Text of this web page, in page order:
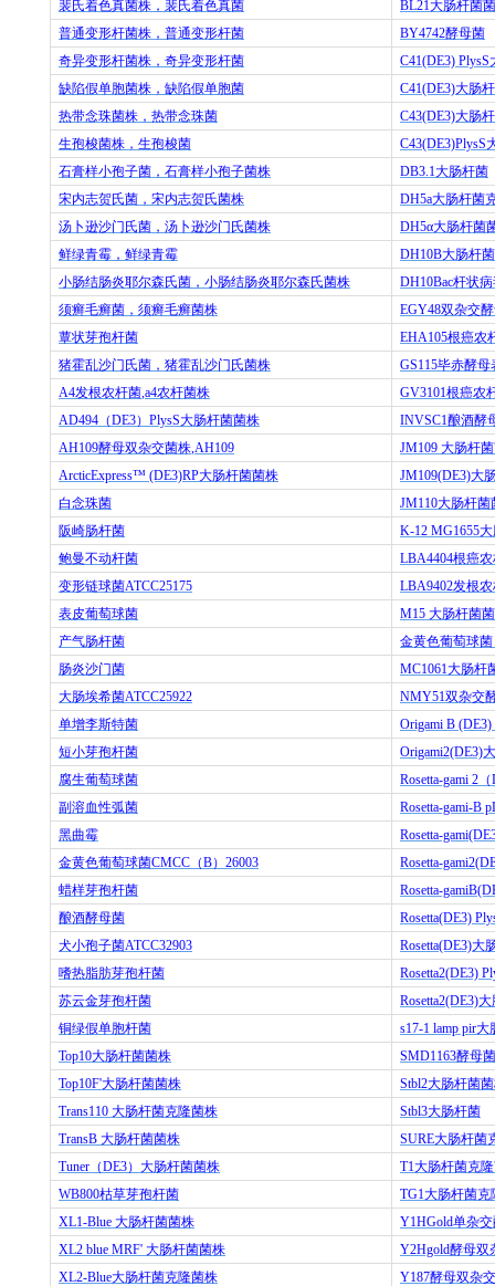
裴氏着色真菌株，裴氏着色真菌 BL21 大肠杆菌
普通变形杆菌株，普通变形杆菌
BY4742酵母菌
奇异变形杆菌株，奇异变形杆菌
C41(DE3) PlysS
缺陷假单胞菌株，缺陷假单胞菌
C41(DE3)大肠
热带念珠菌株，热带念珠菌
C43(DE3)大肠
生孢梭菌株，生孢梭菌
C43(DE3)PlysS
石膏样小孢子菌，石膏样小孢子菌株
DB3.1大肠杆菌
宋内志贺氏菌，宋内志贺氏菌株
DH5a大肠杆菌
汤卜逊沙门氏菌，汤卜逊沙门氏菌株
DH5α大肠杆菌
鲜绿青霉，鲜绿青霉
DH10B大肠杆
小肠结肠炎耶尔森氏菌，小肠结肠炎耶尔森氏菌株
DH10Bac杆状
须癣毛癣菌，须癣毛癣菌株
EGY48双杂交
蕈状芽孢杆菌
EHA105根癌农
猪霍乱沙门氏菌，猪霍乱沙门氏菌株
GS115毕赤酵母
A4发根农杆菌 ,a4农杆菌株 GV3101根癌农
AD494 （DE3） PlysS大肠杆菌菌株 INVSC1酿酒酵
AH109酵母双杂交菌株 ,AH109 JM109 大肠杆
ArcticExpress™ (DE3)RP大肠杆菌菌株 JM109(DE3)大
白念珠菌
JM110大肠杆菌
阪崎肠杆菌
K-12 MG1655
鲍曼不动杆菌
LBA4404根癌
变形链球菌ATCC25175 LBA9402发根
表皮葡萄球菌
M15 大肠杆菌
产气肠杆菌
金黄色葡萄球菌
肠炎沙门菌
MC1061大肠杆
大肠埃希菌ATCC25922 NMY51双杂交
单增李斯特菌
Origami B (DE3)
短小芽孢杆菌
Origami2(DE3)
腐生葡萄球菌
Rosetta-gami 2 （
副溶血性弧菌
Rosetta-gami-B
黑曲霉
Rosetta-
金黄色葡萄球菌CMCC （B） 26003
Rosetta-
蜡样芽孢杆菌
Rosetta-
酿酒酵母菌
Rosetta(DE3)
犬小孢子菌ATCC32903 Rosetta(DE3)大
嗜热脂肪芽孢杆菌
Rosetta2(DE3)
苏云金芽孢杆菌
Rosetta2(DE3)大
铜绿假单胞杆菌
s17-1 lamp pir大
Top10大肠杆菌菌株 SMD1163酵母菌
Top10F'大肠杆菌菌株 Stbl2大肠杆菌
Trans110 大肠杆菌克隆菌株 Stbl3大肠杆菌
TransB 大肠杆菌菌株 SURE大肠杆菌
Tuner （DE3）大肠杆菌菌株 T1大肠杆菌克
WB800枯草芽孢杆菌 TG1大肠杆菌克
XL1-Blue 大肠杆菌菌株 Y1HGold单杂
XL2 blue MRF' 大肠杆菌菌株 Y2Hgold酵母双
XL2-Blue大肠杆菌克隆菌株 Y187酵母双杂